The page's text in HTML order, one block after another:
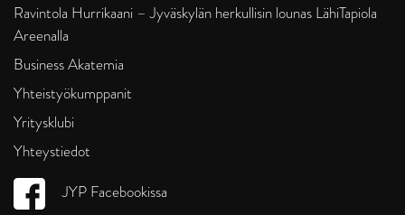
Ravintola Hurrikaani – Jyväskylän herkullisin lounas LähiTapiola
Areenalla
Business Akatemia
Yhteistyökumppanit
Yritysklubi
Yhteystiedot
JYP Facebookissa